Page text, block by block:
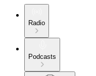
Radio
Podcasts